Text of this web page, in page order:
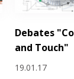
Debates
and Touch"
19.01.17